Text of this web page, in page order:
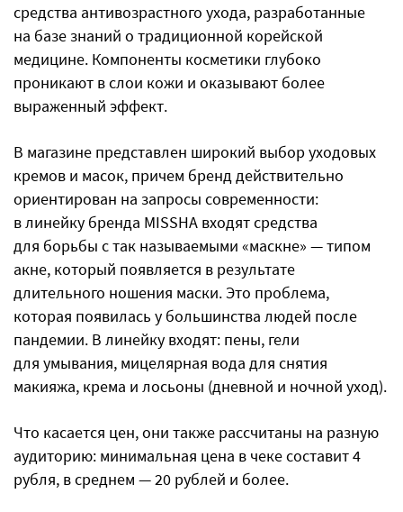
средства антивозрастного ухода, разработанные
на базе знаний о традиционной корейской
медицине. Компоненты косметики глубоко
проникают в слои кожи и оказывают более
выраженный эффект.
В магазине представлен широкий выбор уходовых
кремов и масок, причем бренд действительно
ориентирован на запросы современности:
в линейку бренда MISSHA входят средства
для борьбы с так называемыми «маскне» — типом
акне, который появляется в результате
длительного ношения маски. Это проблема,
которая появилась у большинства людей после
пандемии. В линейку входят: пены, гели
для умывания, мицелярная вода для снятия
макияжа, крема и лосьоны (дневной и ночной уход).
Что касается цен, они также рассчитаны на разную
аудиторию: минимальная цена в чеке составит 4
рубля, в среднем — 20 рублей и более.